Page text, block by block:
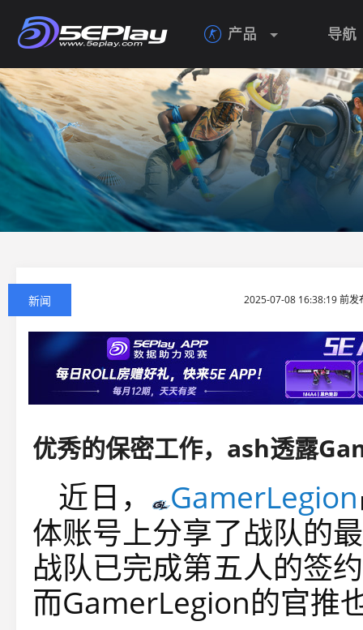
 产品 导航
新闻 2025-07-08 16:38:19 前
近日， GamerLegion
体账号上分享了战队的
战队已完成第五人的签
而GamerLegion的官推